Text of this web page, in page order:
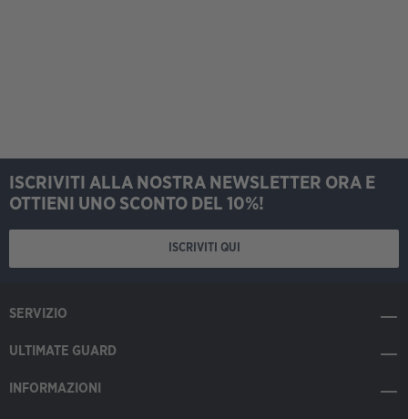
ISCRIVITI ALLA NOSTRA NEWSLETTER ORA E
OTTIENI UNO SCONTO DEL 10%!
ISCRIVITI QUI
SERVIZIO
ULTIMATE GUARD
INFORMAZIONI